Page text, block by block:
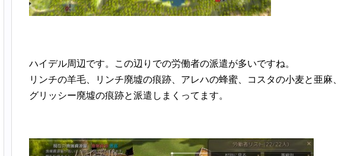
ハイデル周辺です。この辺りでの労働者の派遣が多いですね。
リンチの羊毛、リンチ廃墟の痕跡、アレハの蜂蜜、コスタの小麦と亜麻、
グリッシー廃墟の痕跡と派遣しまくってます。